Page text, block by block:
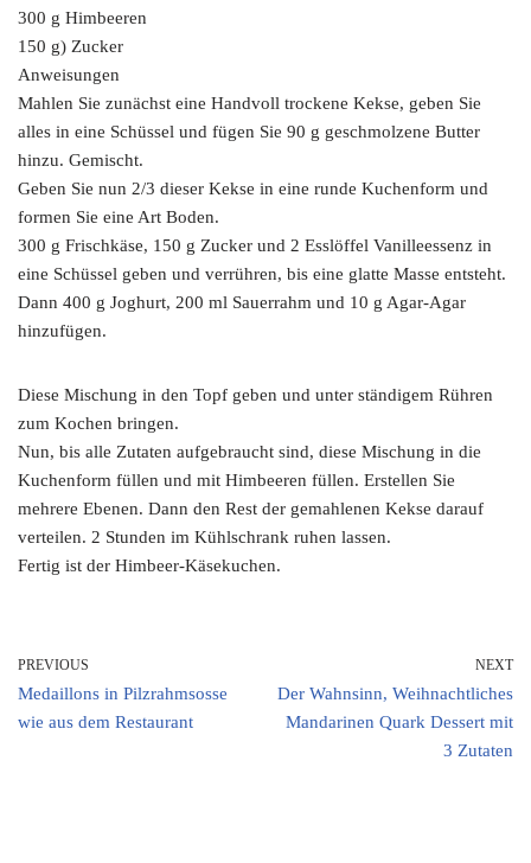
300 g Himbeeren
150 g) Zucker
Anweisungen
Mahlen Sie zunächst eine Handvoll trockene Kekse, geben Sie
alles in eine Schüssel und fügen Sie 90 g geschmolzene Butter
hinzu. Gemischt.
Geben Sie nun 2/3 dieser Kekse in eine runde Kuchenform und
formen Sie eine Art Boden.
300 g Frischkäse, 150 g Zucker und 2 Esslöffel Vanilleessenz in
eine Schüssel geben und verrühren, bis eine glatte Masse entsteht.
Dann 400 g Joghurt, 200 ml Sauerrahm und 10 g Agar-Agar
hinzufügen.
Diese Mischung in den Topf geben und unter ständigem Rühren
zum Kochen bringen.
Nun, bis alle Zutaten aufgebraucht sind, diese Mischung in die
Kuchenform füllen und mit Himbeeren füllen. Erstellen Sie
mehrere Ebenen. Dann den Rest der gemahlenen Kekse darauf
verteilen. 2 Stunden im Kühlschrank ruhen lassen.
Fertig ist der Himbeer-Käsekuchen.
PREVIOUS
Medaillons in Pilzrahmsosse
wie aus dem Restaurant
NEXT
Der Wahnsinn, Weihnachtliches
Mandarinen Quark Dessert mit
3 Zutaten